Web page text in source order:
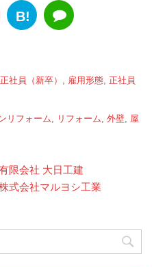
B!
正社員（新卒） 雇用形態 正社員
リフォーム リフォーム 外壁 屋
限会社 大日工建
式会社マルヨシ工業